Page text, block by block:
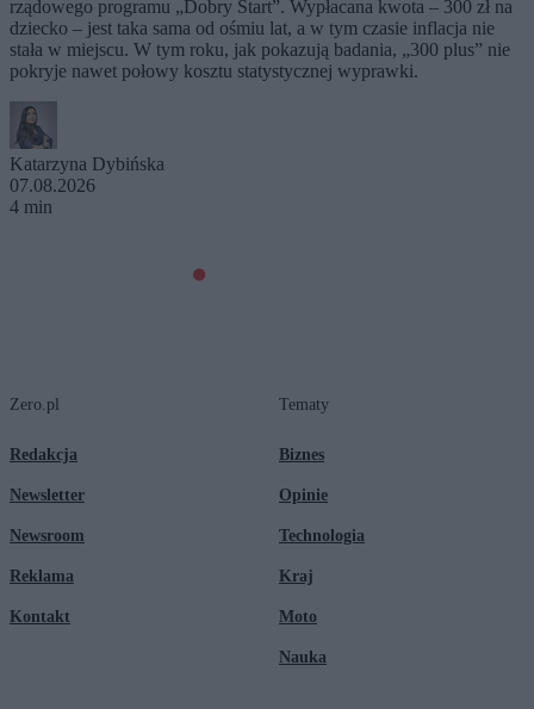
rządowego programu „Dobry Start”. Wypłacana kwota – 300 zł na
dziecko – jest taka sama od ośmiu lat, a w tym czasie inflacja nie
stała w miejscu. W tym roku, jak pokazują badania, „300 plus” nie
pokryje nawet połowy kosztu statystycznej wyprawki.
Katarzyna Dybińska
07.08.2026
4 min
Zero.pl
Redakcja
Newsletter
Newsroom
Reklama
Kontakt
Tematy
Biznes
Opinie
Technologia
Kraj
Moto
Nauka